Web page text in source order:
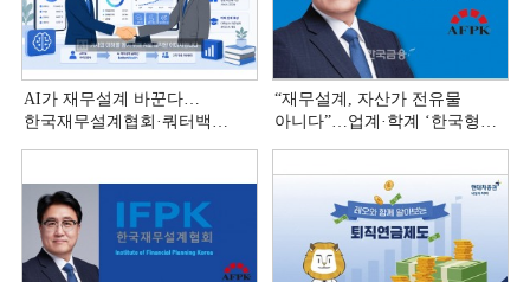
AI가 재무설계 바꾼다…
한국재무설계협회·쿼터백
“재무설계, 자산가 전유물
아니다”…업계·학계 ‘한국형